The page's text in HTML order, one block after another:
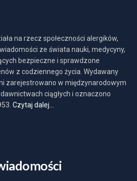
na rzecz społeczności alergików,
ze świata nauki, medycyny,
bezpieczne i sprawdzone
z codziennego życia. Wydawany
zarejestrowano w międzynarodowym
ciągłych i oznaczono
Czytaj dalej…